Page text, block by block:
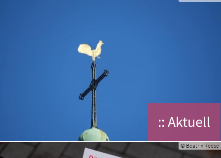
:: Aktuell
© Beatrix Reese